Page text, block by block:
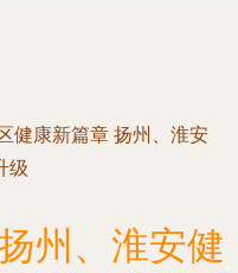
健康新篇章 扬州、淮安
级
州、淮安健